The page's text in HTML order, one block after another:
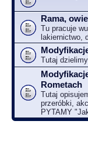
Rama,
Tu pracuje
lakiernictwo,
Tutaj
Rometach
Tutaj
przeróbki,
PYTAMY